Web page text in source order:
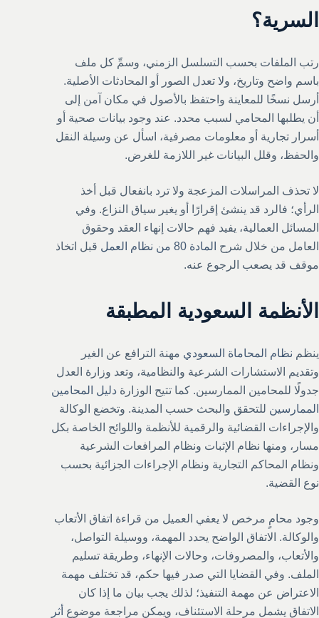
السرية؟
رتب الملفات بحسب التسلسل الزمني، وسمِّ كل ملف
باسم واضح وتاريخ، ولا تعدل الصور أو المحادثات الأصلية.
أرسل نسخًا للمعاينة واحتفظ بالأصول في مكان آمن إلى
أن يطلبها المحامي لسبب محدد. عند وجود بيانات صحية أو
أسرار تجارية أو معلومات مصرفية، اسأل عن وسيلة النقل
والحفظ، وقلل البيانات غير اللازمة للغرض.
لا تحذف المراسلات المزعجة ولا ترد بانفعال قبل أخذ
الرأي؛ فالرد قد ينشئ إقرارًا أو يغير سياق النزاع. وفي
المسائل العمالية، يفيد فهم حالات إنهاء العقد وحقوق
العامل من خلال شرح المادة 80 من نظام العمل
قبل اتخاذ
موقف قد يصعب الرجوع عنه.
الأنظمة السعودية المطبقة
ينظم نظام المحاماة السعودي مهنة الترافع عن الغير
وتقديم الاستشارات الشرعية والنظامية، وتعد وزارة العدل
جدولًا للمحامين الممارسين. كما تتيح الوزارة دليل المحامين
الممارسين للتحقق والبحث حسب المدينة. وتخضع الوكالة
والإجراءات القضائية والرقمية للأنظمة واللوائح الخاصة بكل
مسار، ومنها نظام الإثبات ونظام المرافعات الشرعية
ونظام المحاكم التجارية ونظام الإجراءات الجزائية بحسب
نوع القضية.
وجود محامٍ مرخص لا يعفي العميل من قراءة اتفاق الأتعاب
والوكالة. الاتفاق الواضح يحدد المهمة، ووسيلة التواصل،
والأتعاب، والمصروفات، وحالات الإنهاء، وطريقة تسليم
الملف. وفي القضايا التي صدر فيها حكم، قد تختلف مهمة
الاعتراض عن مهمة التنفيذ؛ لذلك يجب بيان ما إذا كان
الاتفاق يشمل مرحلة الاستئناف، ويمكن مراجعة موضوع أثر